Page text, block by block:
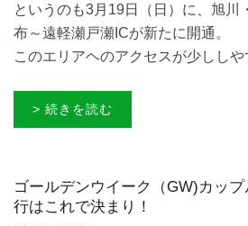
というのも3月19日（日）に、旭川
布～遠軽瀬戸瀬ICが新たに開通。
このエリアヘのアクセスが少ししや
> 続きを読む
ゴールデンウイーク（GW)カッ
行はこれで決まり！